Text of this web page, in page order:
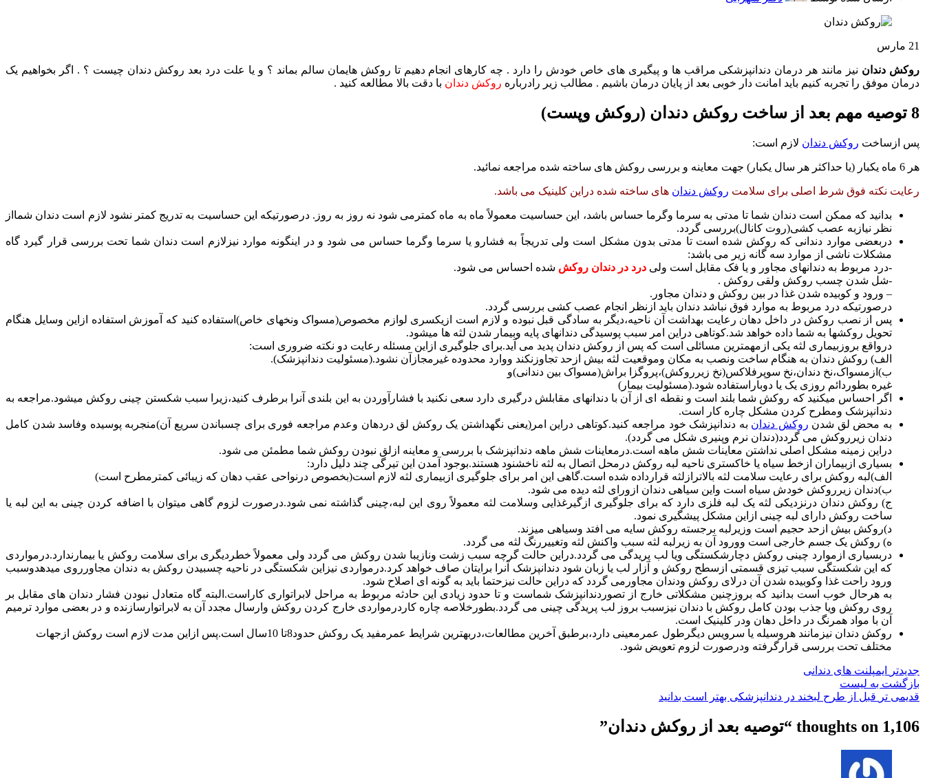
21 مارس
روکش دندان نیز مانند هر درمان دندانپزشکی مراقب ها و پیگیری های خاص خودش را دارد . چه کارهای انجام دهیم تا روکش هایمان سالم بماند ؟ و یا علت درد بعد روکش دندان چیست ؟ . اگر بخواهیم یک
درمان موفق را تجربه کنیم باید امانت دار خوبی بعد از پایان درمان باشیم . مطالب زیر رادرباره روکش دندان با دقت بالا مطالعه کنید .
8 توصیه مهم بعد از ساخت روکش دندان (روکش وپست)
پس ازساخت روکش دندان لازم است:
هر 6 ماه یکبار (یا حداکثر هر سال یکبار) جهت معاینه و بررسی روکش های ساخته شده مراجعه نمائید.
رعایت نکته فوق شرط اصلی برای سلامت روکش دندان های ساخته شده دراین کلینیک می باشد.
بدانید که ممکن است دندان شما تا مدتی به سرما وگرما حساس باشد، این حساسیت معمولاً ماه به ماه کمترمی شود نه روز به روز. درصورتیکه این حساسیت به تدریج کمتر نشود لازم است دندان شمااز
نظر نیازبه عصب کشی(روت کانال)بررسی گردد.
دربعضی موارد دندانی که روکش شده است تا مدتی بدون مشکل است ولی تدریجاً به فشارو یا سرما وگرما حساس می شود و در اینگونه موارد نیزلازم است دندان شما تحت بررسی قرار گیرد گاه
مشکلات ناشی از موارد سه گانه زیر می باشد:
-درد مربوط به دندانهای مجاور و یا فک مقابل است ولی درد در دندان روکش شده احساس می شود.
-شل شدن چسب روکش ولقی روکش .
– ورود و کوبیده شدن غذا در بین روکش و دندان مجاور.
درصورتیکه درد مربوط به موارد فوق نباشد دندان باید ازنظر انجام عصب کشی بررسی گردد.
پس از نصب روکش در داخل دهان رعایت بهداشت آن ناحیه،دیگر به سادگی قبل نبوده و لازم است ازیکسری لوازم مخصوص(مسواک ونخهای خاص)استفاده کنید که آموزش استفاده ازاین وسایل هنگام
تحویل روکشها به شما داده خواهد شد.کوتاهی دراین امر سبب پوسیدگی دندانهای پایه وبیمار شدن لثه ها میشود.
درواقع بروزبیماری لثه یکی ازمهمترین مسائلی است که پس از روکش دندان پدید می آید.برای جلوگیری ازاین مسئله رعایت دو نکته ضروری است:
الف) روکش دندان به هنگام ساخت ونصب به مکان وموقعیت لثه بیش ازحد تجاوزنکند ووارد محدوده غیرمجازآن نشود.(مسئولیت دندانپزشک).
ب)ازمسواک،نخ دندان،نخ سوپرفلاکس(نخ زیرروکش)،پروگزا براش(مسواک بین دندانی)و
غیره بطوردائم روزی یک یا دوباراستفاده شود.(مسئولیت بیمار)
اگر احساس میکنید که روکش شما بلند است و نقطه ای از آن با دندانهای مقابلش درگیری دارد سعی نکنید با فشارآوردن به این بلندی آنرا برطرف کنید،زیرا سبب شکستن چینی روکش میشود.مراجعه به
دندانپزشک ومطرح کردن مشکل چاره کار است.
به محض لق شدن روکش دندان به دندانپزشک خود مراجعه کنید.کوتاهی دراین امر(یعنی نگهداشتن یک روکش لق دردهان وعدم مراجعه فوری برای چسباندن سریع آن)منجربه پوسیده وفاسد شدن کامل
دندان زیرروکش می گردد(دندان نرم وپنیری شکل می گردد).
دراین زمینه مشکل اصلی نداشتن معاینات شش ماهه است.درمعاینات شش ماهه دندانپزشک با بررسی و معاینه ازلق نبودن روکش شما مطمئن می شود.
بسیاری ازبیماران ازخط سیاه یا خاکستری ناحیه لبه روکش درمحل اتصال به لثه ناخشنود هستند.بوجود آمدن این تیرگی چند دلیل دارد:
الف)لبه روکش برای رعایت سلامت لثه بالاترازلثه قرارداده شده است.گاهی این امر برای جلوگیری ازبیماری لثه لازم است(بخصوص درنواحی عقب دهان که زیبائی کمترمطرح است)
ب)دندان زیرروکش خودش سیاه است واین سیاهی دندان ازورای لثه دیده می شود.
ج) روکش دندان درنزدیکی لثه یک لبه فلزی دارد که برای جلوگیری ازگیرغذایی وسلامت لثه معمولاً روی این لبه،چینی گذاشته نمی شود.درصورت لزوم گاهی میتوان با اضافه کردن چینی به این لبه یا
ساخت روکش دارای لبه چینی ازاین مشکل پیشگیری نمود.
د)روکش بیش ازحد حجیم است وزیرلبه برجسته روکش سایه می افتد وسیاهی میزند.
ه) روکش یک جسم خارجی است وورود آن به زیرلبه لثه سبب واکنش لثه وتغییررنگ لثه می گردد.
دربسیاری ازموارد چینی روکش دچارشکستگی ویا لب پریدگی می گردد.دراین حالت گرچه سبب زشت ونازیبا شدن روکش می گردد ولی معمولاً خطردیگری برای سلامت روکش یا بیمارندارد.درمواردی
که این شکستگی سبب تیزی قسمتی ازسطح روکش و آزار لب یا زبان شود دندانپزشک آنرا برایتان صاف خواهد کرد.درمواردی نیزاین شکستگی در ناحیه چسبیدن روکش به دندان مجاورروی میدهدوسبب
ورود راحت غذا وکوبیده شدن آن درلای روکش ودندان مجاورمی گردد که دراین حالت نیزحتما باید به گونه ای اصلاح شود.
به هرحال خوب است بدانید که بروزچنین مشکلاتی خارج از تصوردندانپزشک شماست و تا حدود زیادی این حادثه مربوط به مراحل لابراتواری کاراست.البته گاه متعادل نبودن فشار دندان های مقابل بر
روی روکش ویا جذب بودن کامل روکش با دندان نیزسبب بروز لب پریدگی چینی می گردد.بطورخلاصه چاره کاردرمواردی خارج کردن روکش وارسال مجدد آن به لابراتوارسازنده و در بعضی موارد ترمیم
آن با مواد همرنگ در داخل دهان ودر کلینیک است.
روکش دندان نیزمانند هروسیله یا سرویس دیگرطول عمرمعینی دارد،برطبق آخرین مطالعات،دربهترین شرایط عمرمفید یک روکش حدود8تا 10سال است.پس ازاین مدت لازم است روکش ازجهات
مختلف تحت بررسی قرارگرفته ودرصورت لزوم تعویض شود.
جدیدتر
ایمپلنت های دندانی
بازگشت به لیست
قدیمی تر قبل از طرح لبخند در دندانپزشکی بهتر است بدانید
1,106 thoughts on “ توصیه بعد از روکش دندان”